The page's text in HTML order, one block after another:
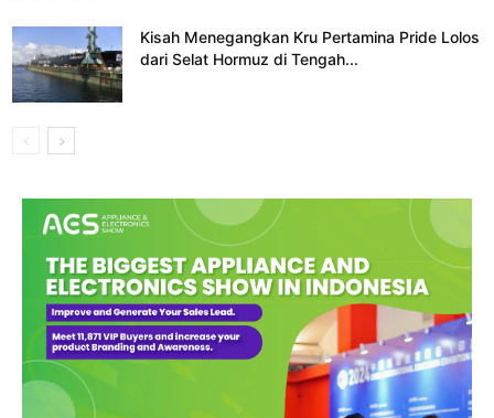
Kisah Menegangkan Kru Pertamina Pride Lolos
dari Selat Hormuz di Tengah...